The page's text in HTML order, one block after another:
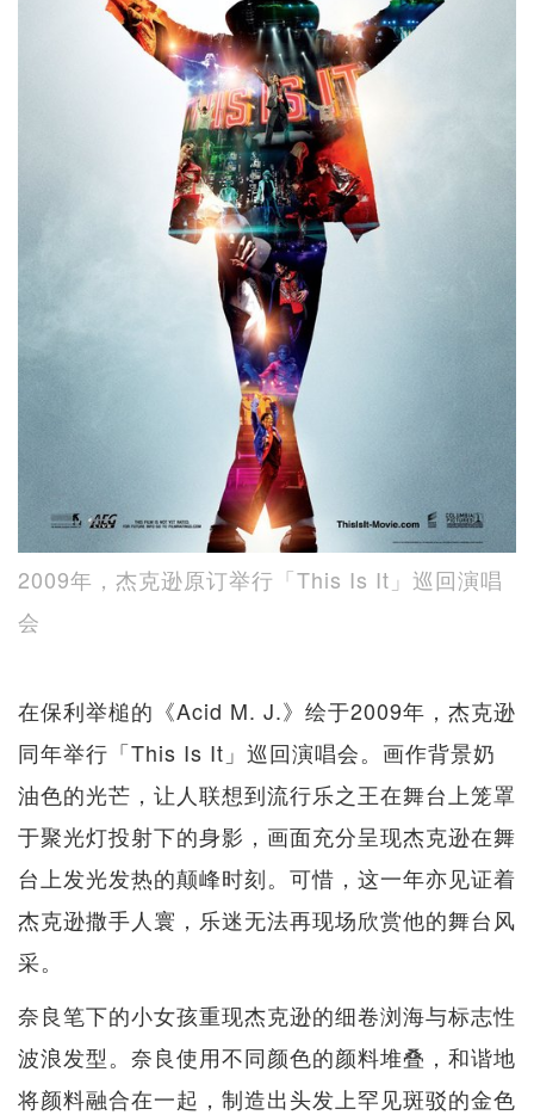
2009年，杰克逊原订举行「This Is It」巡回演唱
会
在保利举槌的《Acid M. J.》绘于2009年，杰克逊
同年举行「This Is It」巡回演唱会。画作背景奶
油色的光芒，让人联想到流行乐之王在舞台上笼罩
于聚光灯投射下的身影，画面充分呈现杰克逊在舞
台上发光发热的颠峰时刻。可惜，这一年亦见证着
杰克逊撒手人寰，乐迷无法再现场欣赏他的舞台风
采。
奈良笔下的小女孩重现杰克逊的细卷浏海与标志性
波浪发型。奈良使用不同颜色的颜料堆叠，和谐地
将颜料融合在一起，制造出头发上罕见斑驳的金色